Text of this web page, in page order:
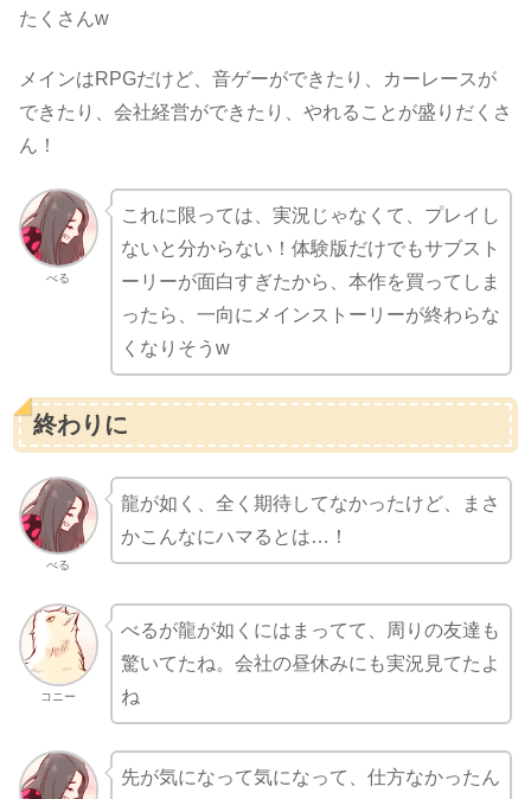
たくさんw
メインはRPGだけど、音ゲーができたり、カーレースが
できたり、会社経営ができたり、やれることが盛りだくさ
ん！
べる
これに限っては、実況じゃなくて、プレイし
ないと分からない！体験版だけでもサブスト
ーリーが面白すぎたから、本作を買ってしま
ったら、一向にメインストーリーが終わらな
くなりそうw
終わりに
べる
龍が如く、全く期待してなかったけど、まさ
かこんなにハマるとは…！
コニー
べるが龍が如くにはまってて、周りの友達も
驚いてたね。会社の昼休みにも実況見てたよ
ね
先が気になって気になって、仕方なかったん